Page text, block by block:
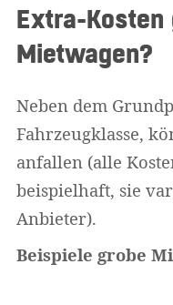
Extra-
Mietwagen?
Neben dem
Fahrzeugklasse,
anfallen (alle
beispielhaft, sie
Anbieter).
Beispiele grobe